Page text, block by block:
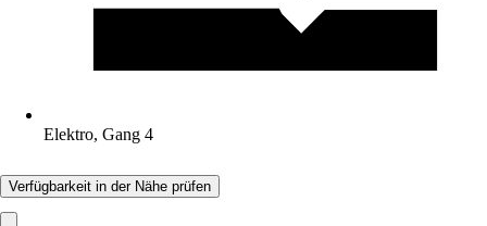
Elektro, Gang 4
Verfügbarkeit in der Nähe prüfen